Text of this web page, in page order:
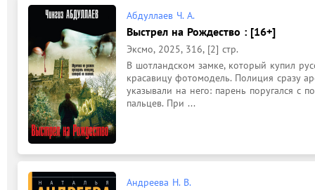
Абдуллаев Ч. А.
Выстрел на Рождество : [16+]
Эксмо, 2025, 316, [2] стр.
В шотландском замке, который купил
красавицу фотомодель. Полиция сразу
указывали на него: парень поругался с
пальцев. При ...
Андреева Н. В.